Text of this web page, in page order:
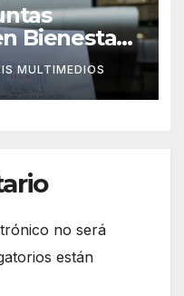
Bienestar
MULTIMEDIOS
no será
están